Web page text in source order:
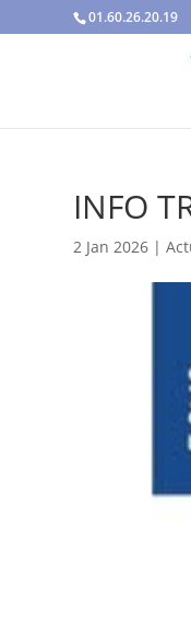
01.60.26.20.19
INFO
2 Jan 2026 |